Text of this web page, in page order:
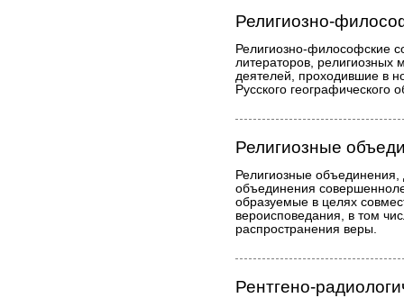
Религиозно-
Религиозно-философские
литераторов, религиозных
деятелей, проходившие в
Русского
Религиозные
Религиозные
объединения
образуемые в целях
вероисповедания, в том
распространения веры.
Рентгено-